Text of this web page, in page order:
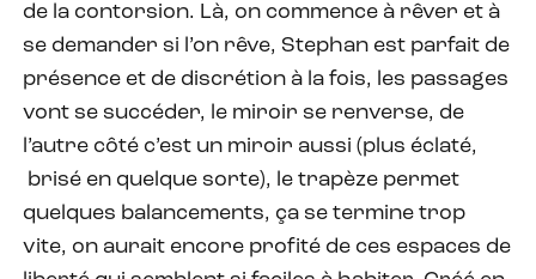
de la contorsion. Là, on commence à rêver et à
se demander si l’on rêve, Stephan est parfait de
présence et de discrétion à la fois, les passages
vont se succéder, le miroir se renverse, de
l’autre côté c’est un miroir aussi (plus éclaté,
brisé en quelque sorte), le trapèze permet
quelques balancements, ça se termine trop
vite, on aurait encore profité de ces espaces de